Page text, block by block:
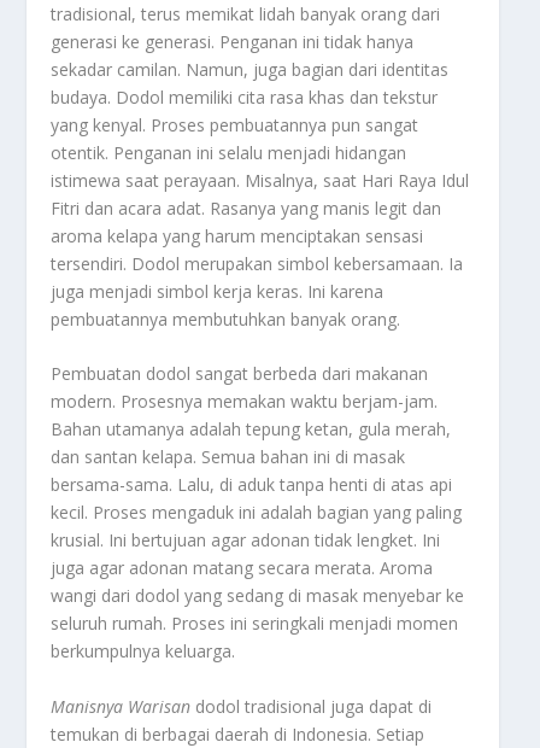
tradisional, terus memikat lidah banyak orang dari
generasi ke generasi. Penganan ini tidak hanya
sekadar camilan. Namun, juga bagian dari identitas
budaya. Dodol memiliki cita rasa khas dan tekstur
yang kenyal. Proses pembuatannya pun sangat
otentik. Penganan ini selalu menjadi hidangan
istimewa saat perayaan. Misalnya, saat Hari Raya Idul
Fitri dan acara adat. Rasanya yang manis legit dan
aroma kelapa yang harum menciptakan sensasi
tersendiri. Dodol merupakan simbol kebersamaan. Ia
juga menjadi simbol kerja keras. Ini karena
pembuatannya membutuhkan banyak orang.
Pembuatan dodol sangat berbeda dari makanan
modern. Prosesnya memakan waktu berjam-jam.
Bahan utamanya adalah tepung ketan, gula merah,
dan santan kelapa. Semua bahan ini di masak
bersama-sama. Lalu, di aduk tanpa henti di atas api
kecil. Proses mengaduk ini adalah bagian yang paling
krusial. Ini bertujuan agar adonan tidak lengket. Ini
juga agar adonan matang secara merata. Aroma
wangi dari dodol yang sedang di masak menyebar ke
seluruh rumah. Proses ini seringkali menjadi momen
berkumpulnya keluarga.
Manisnya Warisan dodol tradisional juga dapat di
temukan di berbagai daerah di Indonesia. Setiap